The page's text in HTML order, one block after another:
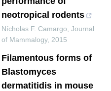
neotropical rodents
Nícholas F. Camargo Journal
of Mammalogy, 2015
Filamentous forms of
Blastomyces
dermatitidis in mouse